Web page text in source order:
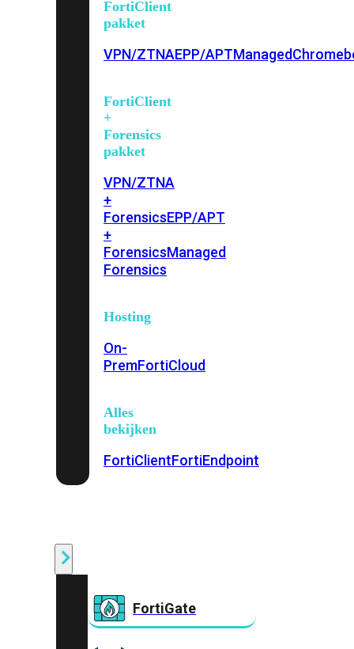
FortiClient
pakket
VPN/ZTNAEPP/APTManaged
FortiClient
+
Forensics
pakket
VPN/ZTNA
+
ForensicsEPP/APT
+
ForensicsManaged
Forensics
Hosting
On-
PremFortiCloud
Alles
bekijken
FortiClientFortiEndpoint
FortiGate